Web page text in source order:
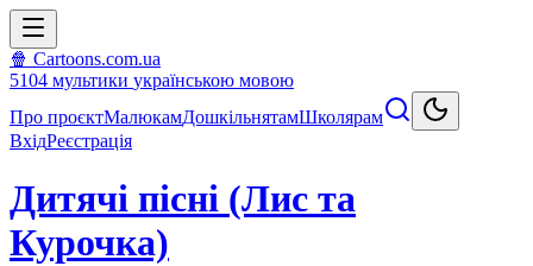
🍿 Cartoons.com.ua
5104 мультики українською мовою
Про проєктМалюкамДошкільнятамШколярам
ВхідРеєстрація
Дитячі пісні (Лис та
Курочка)